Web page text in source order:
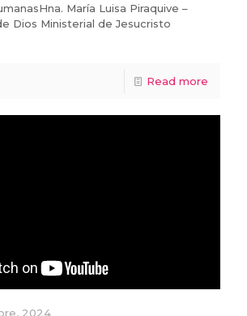
María Luisa Piraquive –
Dios Ministerial de Jesucristo
Read more
2024